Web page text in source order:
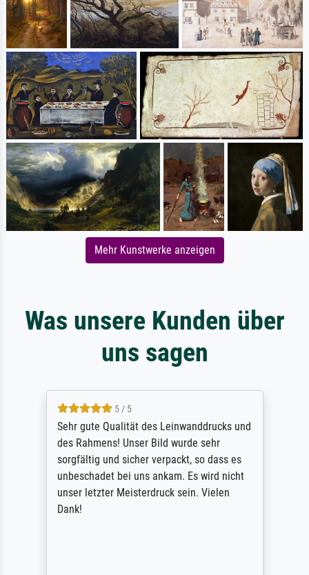
Mehr Kunstwerke anzeigen
Was unsere Kunden über
uns sagen
5 / 5
Sehr gute Qualität des Leinwanddrucks und
des Rahmens! Unser Bild wurde sehr
sorgfältig und sicher verpackt, so dass es
unbeschadet bei uns ankam. Es wird nicht
unser letzter Meisterdruck sein. Vielen
Dank!